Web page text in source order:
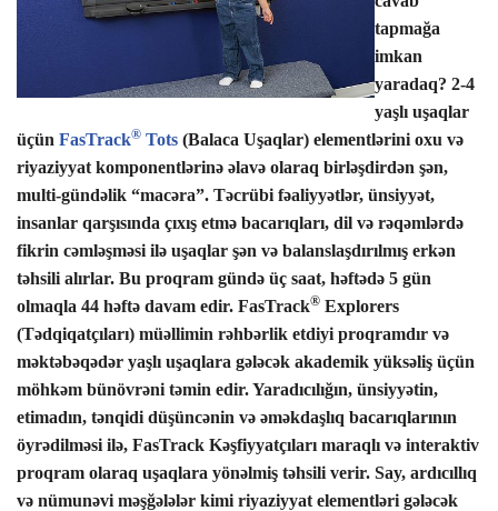
tapmağa
imkan
yaradaq? 2-4
yaşlı uşaqlar
üçün FasTrack® Tots (Balaca Uşaqlar) elementlərini oxu və
riyaziyyat komponentlərinə əlavə olaraq birləşdirdən şən,
multi-gündəlik “macəra”. Təcrübi fəaliyyətlər, ünsiyyət,
insanlar qarşısında çıxış etmə bacarıqları, dil və rəqəmlərdə
fikrin cəmləşməsi ilə uşaqlar şən və balanslaşdırılmış erkən
təhsili alırlar. Bu proqram gündə üç saat, həftədə 5 gün
olmaqla 44 həftə davam edir. FasTrack® Explorers
(Tədqiqatçıları) müəllimin rəhbərlik etdiyi proqramdır və
məktəbəqədər yaşlı uşaqlara gələcək akademik yüksəliş üçün
möhkəm bünövrəni təmin edir. Yaradıcılığın, ünsiyyətin,
etimadın, tənqidi düşüncənin və əməkdaşlıq bacarıqlarının
öyrədilməsi ilə, FasTrack Kəşfiyyatçıları maraqlı və interaktiv
proqram olaraq uşaqlara yönəlmiş təhsili verir. Say, ardıcıllıq
və nümunəvi məşğələlər kimi riyaziyyat elementləri gələcək